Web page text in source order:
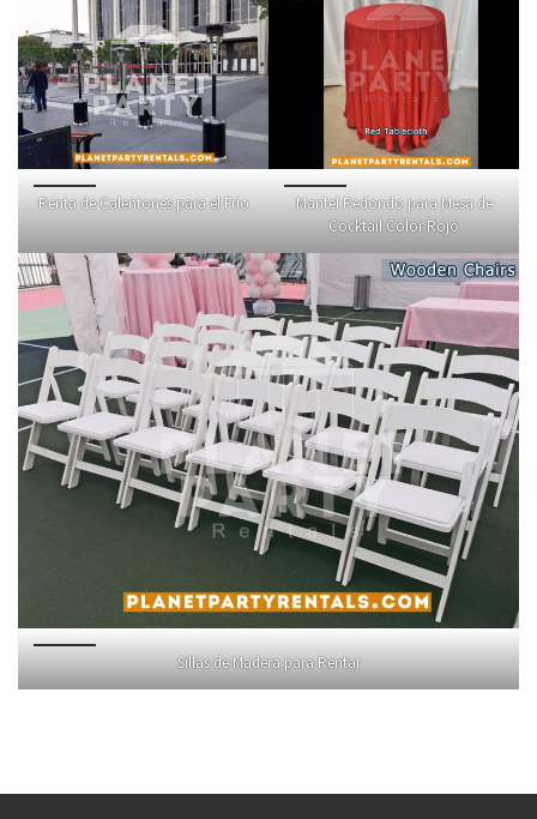
Renta de Calentones para el Frio
Mantel Redondo para Mesa de
Cocktail Color Rojo
Sillas de Madera para Rentar